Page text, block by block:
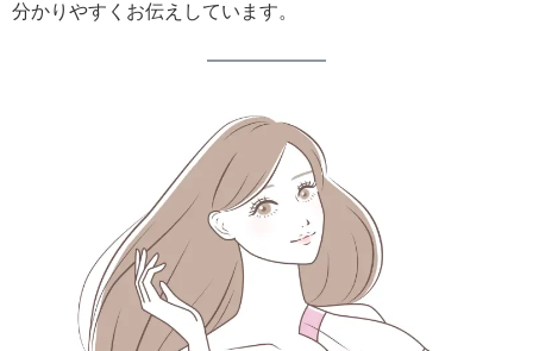
分かりやすくお伝えしています。